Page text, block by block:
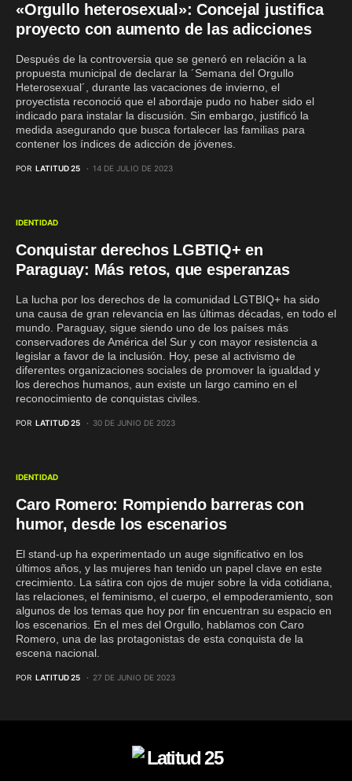
«Orgullo heterosexual»: Concejal justifica
proyecto con aumento de las adicciones
Después de la controversia que se generó en relación a la
propuesta municipal de declarar la ´Semana del Orgullo
Heterosexual´, durante las vacaciones de invierno, el
proyectista reconoció que el abordaje pudo no haber sido el
indicado para instalar la discusión. Sin embargo, justificó la
medida asegurando que busca fortalecer las familias para
contener los índices de adicción de jóvenes.
POR LATITUD 25 14 DE JULIO DE 2023
IDENTIDAD
Conquistar derechos LGBTIQ+ en
Paraguay: Más retos, que esperanzas
La lucha por los derechos de la comunidad LGTBIQ+ ha sido
una causa de gran relevancia en las últimas décadas, en todo el
mundo. Paraguay, sigue siendo uno de los países más
conservadores de América del Sur y con mayor resistencia a
legislar a favor de la inclusión. Hoy, pese al activismo de
diferentes organizaciones sociales de promover la igualdad y
los derechos humanos, aun existe un largo camino en el
reconocimiento de conquistas civiles.
POR LATITUD 25 30 DE JUNIO DE 2023
IDENTIDAD
Caro Romero: Rompiendo barreras con
humor, desde los escenarios
El stand-up ha experimentado un auge significativo en los
últimos años, y las mujeres han tenido un papel clave en este
crecimiento. La sátira con ojos de mujer sobre la vida cotidiana,
las relaciones, el feminismo, el cuerpo, el empoderamiento, son
algunos de los temas que hoy por fin encuentran su espacio en
los escenarios. En el mes del Orgullo, hablamos con Caro
Romero, una de las protagonistas de esta conquista de la
escena nacional.
POR LATITUD 25 27 DE JUNIO DE 2023